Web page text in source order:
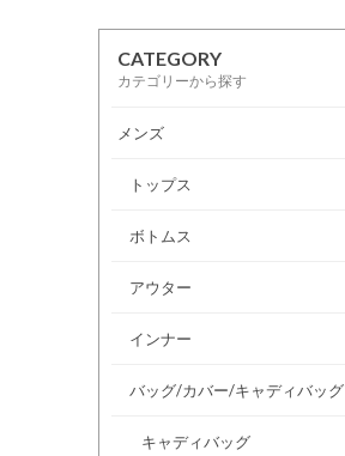
CATEGORY
カテゴリーから探す
メンズ
トップス
ボトムス
アウター
インナー
バッグ/カバー/キャディバッグ
キャディバッグ